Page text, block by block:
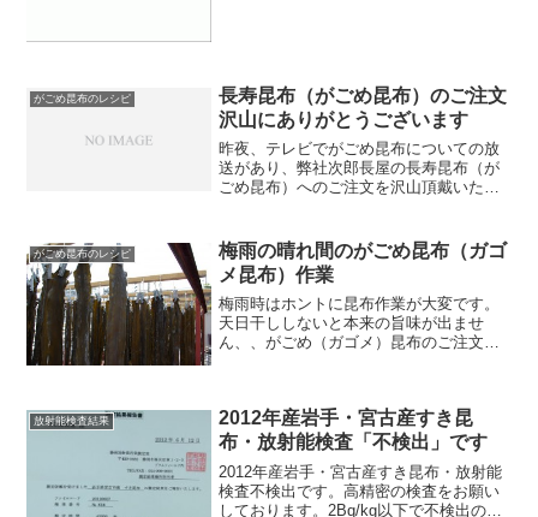
がごめ昆布のレシピ
長寿昆布（がごめ昆布）のご注文
沢山にありがとうございます
昨夜、テレビでがごめ昆布についての放
送があり、弊社次郎長屋の長寿昆布（が
ごめ昆布）へのご注文を沢山頂戴いたし
実店舗へ電話をおかけになった方大変申
し訳ござませんでした。明...
がごめ昆布のレシピ
梅雨の晴れ間のがごめ昆布（ガゴ
メ昆布）作業
梅雨時はホントに昆布作業が大変です。
天日干ししないと本来の旨味が出ませ
ん、、がごめ（ガゴメ）昆布のご注文は
放射能検査結果
2012年産岩手・宮古産すき昆
布・放射能検査「不検出」です
2012年産岩手・宮古産すき昆布・放射能
検査不検出です。高精密の検査をお願い
しております。2Bq/kg以下で不検出の値